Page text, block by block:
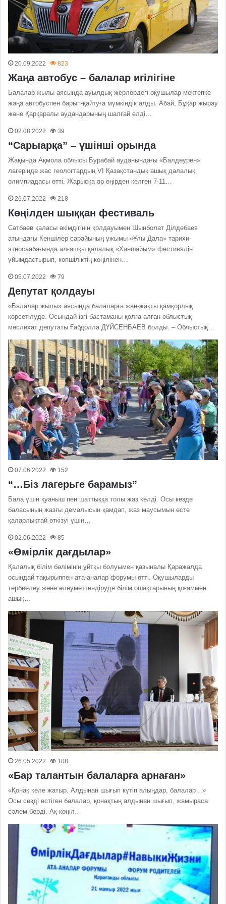
20.09.2022 823
Жаңа автобус – балалар игілігіне
Балалар жылы аясында ауылдық жерлердегі оқушылар мектепке
жаңа автобуспен барып-қайтуға мүмкіндік алды. Абай, Бұқар жырау
және Қарқаралы аудандарының шалғай елді…
02.08.2022 39
“Сарыарқа” – үшінші орында
Жақында Ақмола облысы Бурабай ауданындағы «Балдәурен»
лагерінде жас геологтардың VI Қазақстандық ашық далалық
олимпиадасы өтті. Жарысқа әр өңірден келген 7-11…
26.07.2022 218
Көңілден шыққан фестиваль
Сәтбаев қаласы әкімдігінің қолдауымен Шынболат Ділдебаев
атындағы Кеншілер сарайының ұжымы «Ұлы Дала» тарихи-
этносаябағында алғашқы қалалық «Ханшайым» фестивалін
ұйымдастырып, көпшіліктің көңілінен…
05.07.2022 79
Депутат қолдауы
«Балалар жылы» аясында балаларға жан-жақты қамқорлық
көрсетілуде. Осындай ізгі бастаманы қолға алған облыстық
мәслихат депутаты Ғабдолла ДҮЙСЕНБАЕВ болды. – Облыстық…
07.06.2022 152
“…Біз лагерьге барамыз”
Бала үшін қуаныш пен шаттыққа толы жаз келді. Осы кезде
баласының жазғы демалысын қамдап, жаз маусымын есте
қаларлықтай өткізуі үшін…
02.06.2022 85
«Өмірлік дағдылар»
Қалалық білім бөлімінің ұйтқы болуымен қазыналы Қаражалда
осындай тақырыппен ата-аналар форумы өтті. Оқушыларды
тәрбиелеу және әлеуметтендіруде білім ошақтарының қоғаммен
ашық…
26.05.2022 108
«Бар талантын балаларға арнаған»
«Қонақ келе жатыр. Алдынан шығып күтіп алыңдар, балалар…»
Осы сөзді естіген балалар, қонақтың алдынан шығып, жамыраса
сәлем берді. Ақ көңіл…